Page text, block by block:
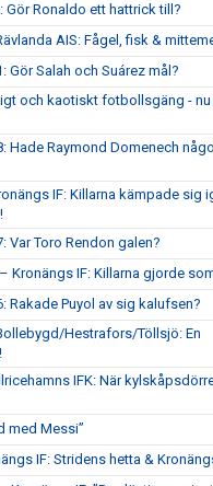
Gör Ronaldo ett hattrick till?
AIS: Fågel, fisk &
Gör Salah och Suárez mål?
och kaotiskt fotbollsgäng - nu
Hade Raymond Domenech
IF: Killarna kämpade sig
Var Toro Rendon galen?
Kronängs IF: Killarna gjorde
Rakade Puyol av sig kalufsen?
Hestrafors/Töllsjö: En
IFK: När
med Messi”
IF: Stridens hetta &